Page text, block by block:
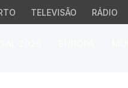
TELEVISÃO RÁDIO